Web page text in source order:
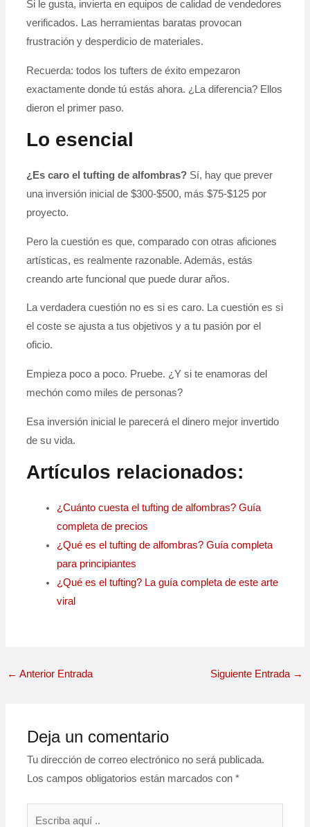
Si le gusta, invierta en equipos de calidad de vendedores
verificados. Las herramientas baratas provocan
frustración y desperdicio de materiales.
Recuerda: todos los tufters de éxito empezaron
exactamente donde tú estás ahora. ¿La diferencia? Ellos
dieron el primer paso.
Lo esencial
¿Es caro el tufting de alfombras?Sí, hay que prever
una inversión inicial de $300-$500, más $75-$125 por
proyecto.
Pero la cuestión es que, comparado con otras aficiones
artísticas, es realmente razonable. Además, estás
creando arte funcional que puede durar años.
La verdadera cuestión no es si es caro. La cuestión es si
el coste se ajusta a tus objetivos y a tu pasión por el
oficio.
Empieza poco a poco. Pruebe. ¿Y si te enamoras del
mechón como miles de personas?
Esa inversión inicial le parecerá el dinero mejor invertido
de su vida.
Artículos relacionados:
¿Cuánto cuesta el tufting de alfombras? Guía
completa de precios
¿Qué es el tufting de alfombras? Guía completa
para principiantes
¿Qué es el tufting? La guía completa de este arte
viral
← Anterior Entrada Siguiente Entrada →
Deja un comentario
Tu dirección de correo electrónico no será publicada.
Los campos obligatorios están marcados con*